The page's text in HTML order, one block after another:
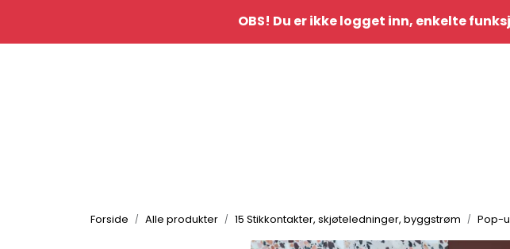
idè&inspoOBS! Du er ikke logget inn, enkelte
Forside Alle produkter 15 Stikkontakter, skjøteledninger, byggstrøm Pop-